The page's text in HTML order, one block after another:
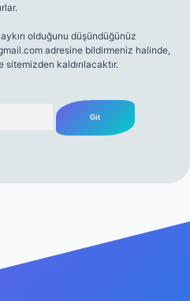
olduğunu düşündüğünüz
adresine bildirmeniz halinde,
kaldırılacaktır.